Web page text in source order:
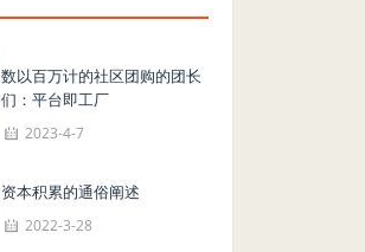
数以百万计的社区团购的团长
们：平台即工厂
2023-4-7
资本积累的通俗阐述
2022-3-28